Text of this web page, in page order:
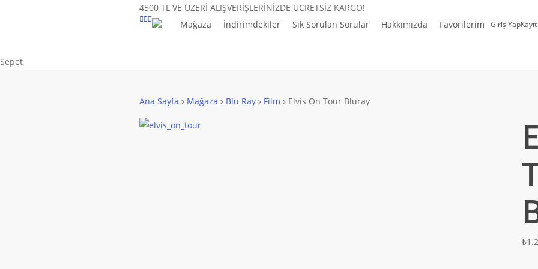
4500 TL VE ÜZERİ ALIŞVERİŞLERİNİZDE ÜCRETSİZ KARGO!
Mağaza
İndirimdekiler Sık Sorulan Sorular Hakkımızda Favorilerim Giriş Yap
SepetClose
Ana Sayfa Mağaza Blu Ray Film Elvis On Tour Bluray
₺